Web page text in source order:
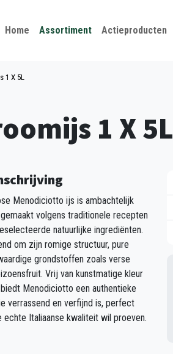
Home Assortiment Actieproducten
1 X 5L
1 X 5L
Menodiciotto ijs is ambachtelijk
volgens traditionele recepten
natuurlijke ingrediënten.
om zijn romige structuur, pure
grondstoffen zoals verse
Vrij van kunstmatige kleur
Menodiciotto een authentieke
verrassend en verfijnd is, perfect
echte Italiaanse kwaliteit wil proeven.